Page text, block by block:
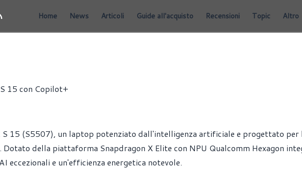
Home News Articoli Guide all'acquisto Recensioni Topic Altro
15 con Copilot+
S 15 (S5507), un laptop potenziato dall'intelligenza artificiale e progettato per
della piattaforma Snapdragon X Elite con NPU Qualcomm Hexagon
eccezionali e un'efficienza energetica notevole.